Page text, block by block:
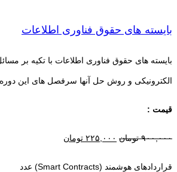
بایسته های حقوق فناوری اطلاعات
بایسته های حقوق فناوری اطلاعات با تکیه بر
الکترونیکی و روش حل آنها سرفصل های این
قیمت :
۹۰۰,۰۰۰ تومان ۲۲۵,۰۰۰ تومان
قراردادهای هوشمند (Smart Contracts) عدد